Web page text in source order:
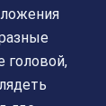
головой,